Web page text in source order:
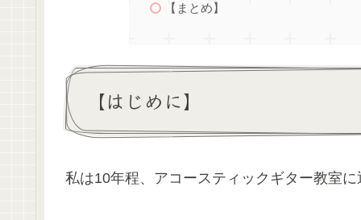
【まとめ】
【はじめに】
私は10年程、アコースティックギター教室